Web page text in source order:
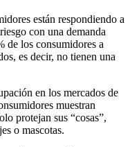
están respondiendo a
con una demanda
de los consumidores a
es decir, no tienen una
en los mercados de
muestran
protejan sus “cosas”,
o mascotas.